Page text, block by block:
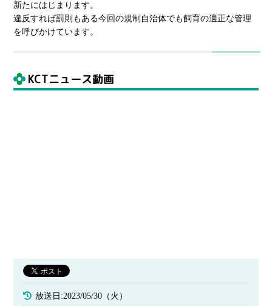
新たにはじまります。
違反すれば罰則もある今回の規制自治体でも飼育の適正な管理
を呼びかけています。
KCTニュース動画
放送日:2023/05/30（火）